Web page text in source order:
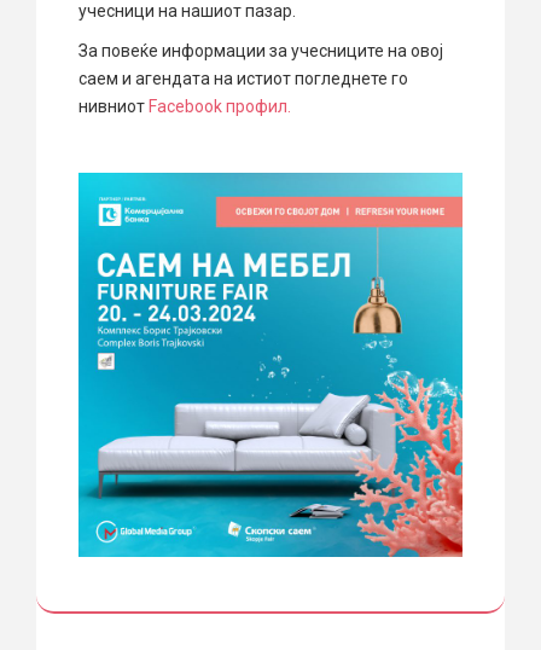
учесници на нашиот пазар.
За повеќе информации за учесниците на овој
саем и агендата на истиот погледнете го
нивниот Facebook профил.